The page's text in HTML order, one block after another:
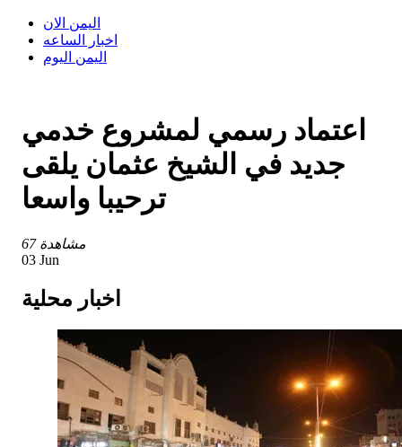
اليمن الان
اخبار الساعه
اليمن اليوم
اعتماد رسمي لمشروع خدمي
جديد في الشيخ عثمان يلقى
ترحيبا واسعا
67 مشاهدة
03 Jun
اخبار محلية